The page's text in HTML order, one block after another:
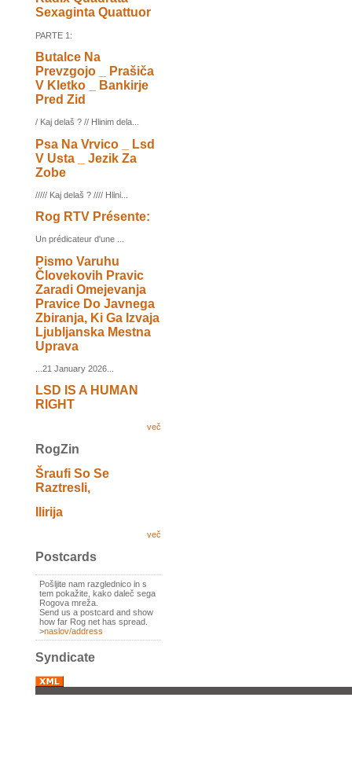
Sexaginta Quattuor
PARTE 1:
Butalce Na
Prevzgojo _ Prašiča
V Kletko _ Bankirje
Pred Zid
/ Kaj delaš ? // Hlinim dela...
Psa Na Vrvico _ Lsd
V Usta _ Jezik Za
Zobe
///// Kaj delaš ? //// Hlini...
Rog RTV Présente:
Un prédicateur d'une ...
Pismo Varuhu
Človekovih Pravic
Zaradi Omejevanja
Pravice Do Javnega
Zbiranja, Ki Ga Izvaja
Ljubljanska Mestna
Uprava
...21 January 2026...
LSD IS A HUMAN
RIGHT
več
RogZin
Šraufi So Se
Raztresli,
Ilirija
več
Postcards
Pošljite nam razglednico in s
tem pokažite, kako daleč sega
Rogova mreža.
Send us a postcard and show
how far Rog net has spread.
>naslov/address
Syndicate